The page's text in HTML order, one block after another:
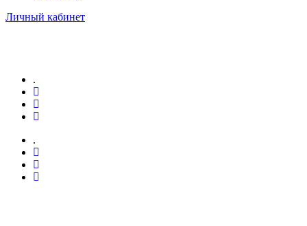
Личный кабинет
.
.